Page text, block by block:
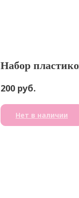
Набор
200 руб.
Нет в наличии